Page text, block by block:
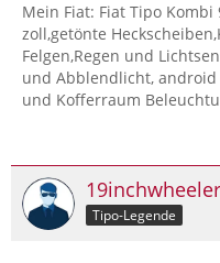
Mein Fiat: Fiat Tipo Kombi
zoll,getönte
Felgen,Regen und
und Abblendlicht, android
und Kofferraum
19inchwheeler
Tipo-Legende